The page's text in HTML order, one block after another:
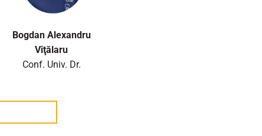
Bogdan Alexandru
Viţălaru
Conf. Univ. Dr.